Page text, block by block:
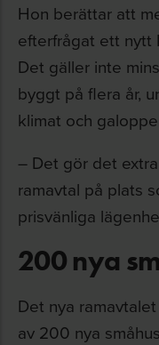
Hon berättar att
efterfrågat ett nytt
Det gäller inte
byggt på flera år,
klimat och
– Det gör det
ramavtal på plats
prisvänliga
200 nya
Det nya
av 200 nya